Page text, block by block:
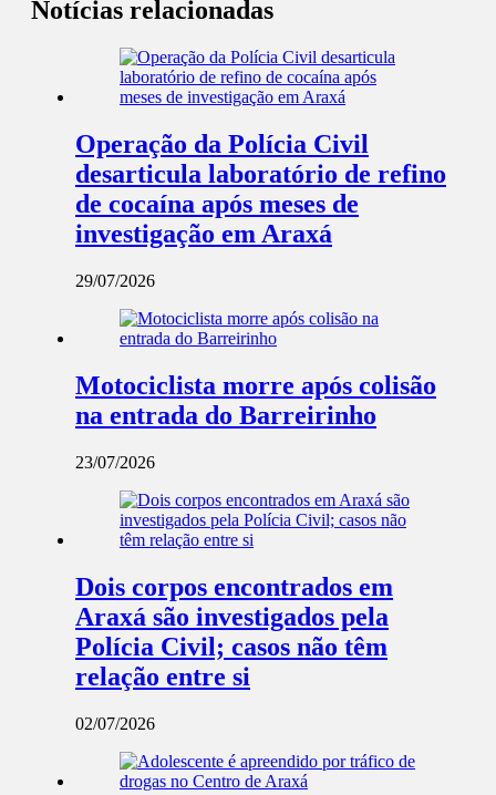
Notícias relacionadas
Operação da Polícia Civil
desarticula laboratório de refino
de cocaína após meses de
investigação em Araxá
29/07/2026
Motociclista morre após colisão
na entrada do Barreirinho
23/07/2026
Dois corpos encontrados em
Araxá são investigados pela
Polícia Civil; casos não têm
relação entre si
02/07/2026